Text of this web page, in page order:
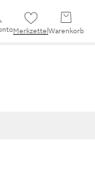
Merkzettel Warenkorb